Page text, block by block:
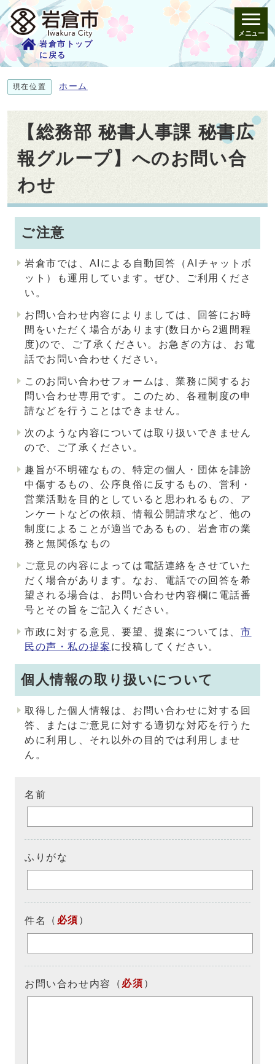
岩倉市トップ
に戻る
メニュー
現在位置 ホーム
【総務部 秘書人事課 秘書広
報グループ】へのお問い合
わせ
ご注意
岩倉市では、AIによる自動回答（AIチャットボ
ット）も運用しています。ぜひ、ご利用くださ
い。
お問い合わせ内容によりましては、回答にお時
間をいただく場合があります(数日から2週間程
度)ので、ご了承ください。お急ぎの方は、お電
話でお問い合わせください。
このお問い合わせフォームは、業務に関するお
問い合わせ専用です。このため、各種制度の申
請などを行うことはできません。
次のような内容については取り扱いできません
ので、ご了承ください。
趣旨が不明確なもの、特定の個人・団体を誹謗
中傷するもの、公序良俗に反するもの、営利・
営業活動を目的としていると思われるもの、ア
ンケートなどの依頼、情報公開請求など、他の
制度によることが適当であるもの、岩倉市の業
務と無関係なもの
ご意見の内容によっては電話連絡をさせていた
だく場合があります。なお、電話での回答を希
望される場合は、お問い合わせ内容欄に電話番
号とその旨をご記入ください。
市政に対する意見、要望、提案については、 市
民の声・私の提案 に投稿してください。
個人情報の取り扱いについて
取得した個人情報は、お問い合わせに対する回
答、またはご意見に対する適切な対応を行うた
めに利用し、それ以外の目的では利用しませ
ん。
名前
ふりがな
件名 （ 必須 ）
お問い合わせ内容 （ 必須 ）